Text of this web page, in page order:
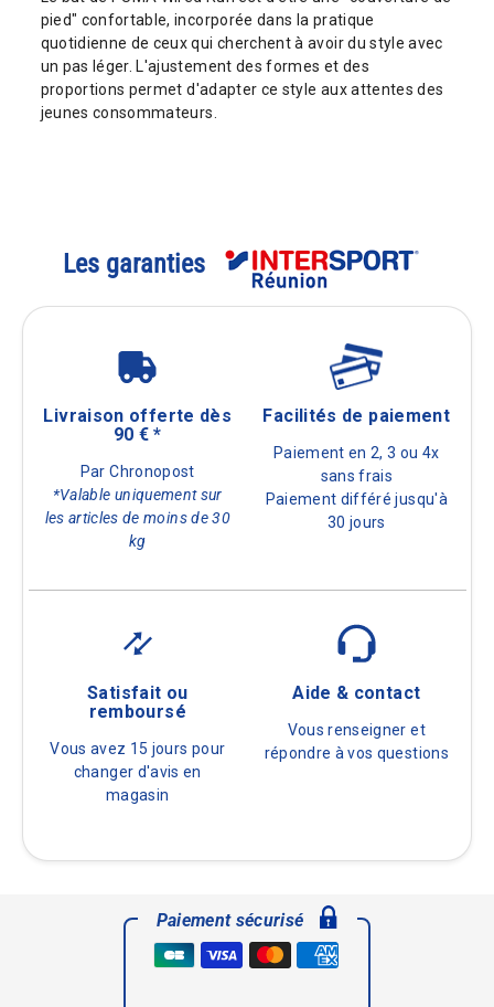
pied" confortable, incorporée dans la pratique
quotidienne de ceux qui cherchent à avoir du style avec
un pas léger. L'ajustement des formes et des
proportions permet d'adapter ce style aux attentes des
jeunes consommateurs.
Les garanties
Livraison offerte dès
90 € *
Par Chronopost
*Valable uniquement sur
les articles de moins de 30
kg
Facilités de paiement
Paiement en 2, 3 ou 4x
sans frais
Paiement différé jusqu'à
30 jours
Satisfait ou
remboursé
Vous avez 15 jours pour
changer d'avis en
magasin
Aide & contact
Vous renseigner et
répondre à vos questions
Paiement sécurisé